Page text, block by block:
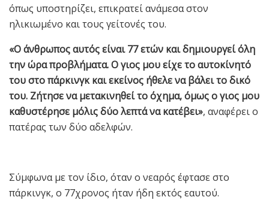
όπως υποστηρίζει, επικρατεί ανάμεσα στον
ηλικιωμένο και τους γείτονές του.
«Ο άνθρωπος αυτός είναι 77 ετών και δημιουργεί όλη
την ώρα προβλήματα. Ο γιος μου είχε το αυτοκίνητό
του στο πάρκινγκ και εκείνος ήθελε να βάλει το δικό
του. Ζήτησε να μετακινηθεί το όχημα, όμως ο γιος μου
καθυστέρησε μόλις δύο λεπτά να κατέβει», αναφέρει ο
πατέρας των δύο αδελφών.
Σύμφωνα με τον ίδιο, όταν ο νεαρός έφτασε στο
πάρκινγκ, ο 77χρονος ήταν ήδη εκτός εαυτού.